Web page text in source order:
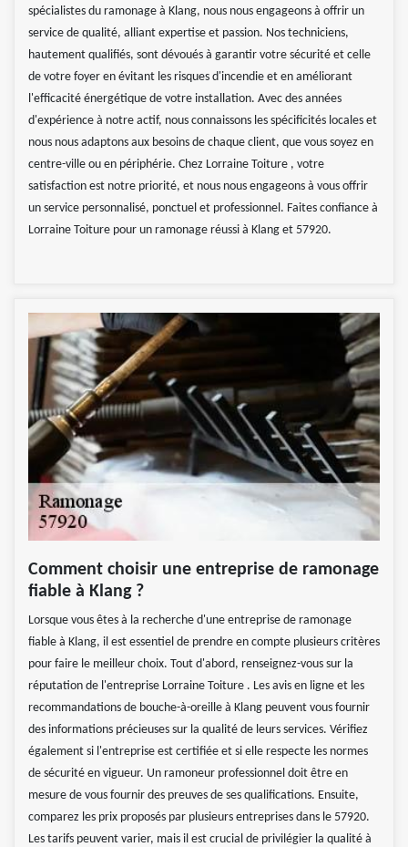
spécialistes du ramonage à Klang, nous nous engageons à offrir un
service de qualité, alliant expertise et passion. Nos techniciens,
hautement qualifiés, sont dévoués à garantir votre sécurité et celle
de votre foyer en évitant les risques d'incendie et en améliorant
l'efficacité énergétique de votre installation. Avec des années
d'expérience à notre actif, nous connaissons les spécificités locales et
nous nous adaptons aux besoins de chaque client, que vous soyez en
centre-ville ou en périphérie. Chez Lorraine Toiture , votre
satisfaction est notre priorité, et nous nous engageons à vous offrir
un service personnalisé, ponctuel et professionnel. Faites confiance à
Lorraine Toiture pour un ramonage réussi à Klang et 57920.
Comment choisir une entreprise de ramonage
fiable à Klang ?
Lorsque vous êtes à la recherche d'une entreprise de ramonage
fiable à Klang, il est essentiel de prendre en compte plusieurs critères
pour faire le meilleur choix. Tout d'abord, renseignez-vous sur la
réputation de l'entreprise Lorraine Toiture . Les avis en ligne et les
recommandations de bouche-à-oreille à Klang peuvent vous fournir
des informations précieuses sur la qualité de leurs services. Vérifiez
également si l'entreprise est certifiée et si elle respecte les normes
de sécurité en vigueur. Un ramoneur professionnel doit être en
mesure de vous fournir des preuves de ses qualifications. Ensuite,
comparez les prix proposés par plusieurs entreprises dans le 57920.
Les tarifs peuvent varier, mais il est crucial de privilégier la qualité à